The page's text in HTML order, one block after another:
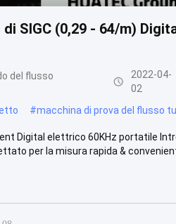
di SIGC (0,29 - 64/m)
del flusso
2022-04-
02
#macchina di prova del flusso
Digital elettrico 60KHz portatile
per la misura rapida &